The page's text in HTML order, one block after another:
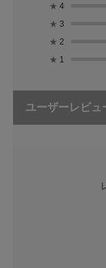
★ 4
★ 3
★ 2
★ 1
ユーザーレビュ